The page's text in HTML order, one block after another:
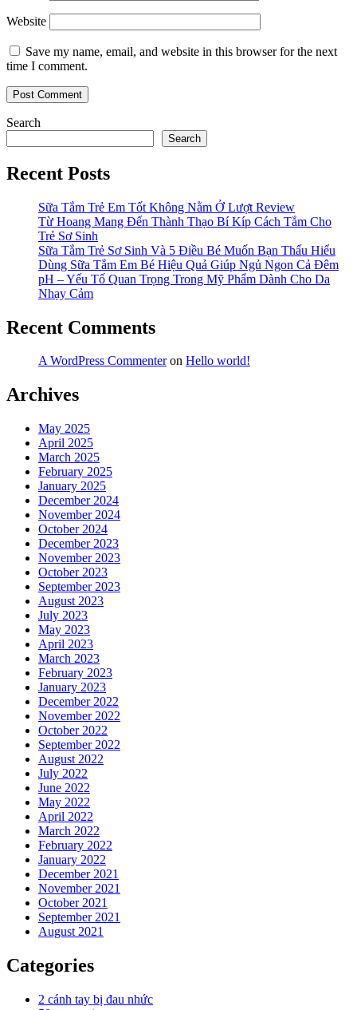
Website
Save my name, email, and website in this browser for the next
time I comment.
Search
Search
Recent Posts
Sữa Tắm Trẻ Em Tốt Không Nằm Ở Lượt Review
Từ Hoang Mang Đến Thành Thạo Bí Kíp Cách Tắm Cho
Trẻ Sơ Sinh
Sữa Tắm Trẻ Sơ Sinh Và 5 Điều Bé Muốn Bạn Thấu Hiểu
Dùng Sữa Tắm Em Bé Hiệu Quả Giúp Ngủ Ngon Cả Đêm
pH – Yếu Tố Quan Trọng Trong Mỹ Phẩm Dành Cho Da
Nhạy Cảm
Recent Comments
A WordPress Commenteron Hello world!
Archives
May 2025
April 2025
March 2025
February 2025
January 2025
December 2024
November 2024
October 2024
December 2023
November 2023
October 2023
September 2023
August 2023
July 2023
May 2023
April 2023
March 2023
February 2023
January 2023
December 2022
November 2022
October 2022
September 2022
August 2022
July 2022
June 2022
May 2022
April 2022
March 2022
February 2022
January 2022
December 2021
November 2021
October 2021
September 2021
August 2021
Categories
2 cánh tay bị đau nhức